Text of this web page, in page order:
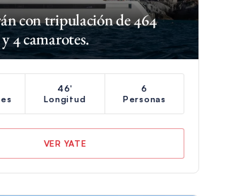
con tripulación de 464
4 camarotes.
46'
Longitud
6
Personas
VER YATE